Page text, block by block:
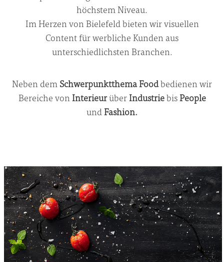
höchstem Niveau.
Im Herzen von Bielefeld bieten wir visuellen
Content für werbliche Kunden aus
unterschiedlichsten Branchen.
Neben demSchwerpunktthema Foodbedienen wir
Bereiche vonInterieurüberIndustriebisPeople
undFashion.